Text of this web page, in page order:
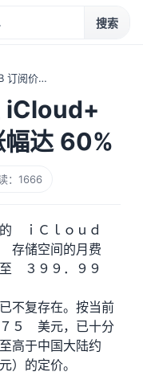
搜索
苹果上调土耳其区 iCloud+ 2TB 订阅价格，涨幅达 60%
iCloud+
达 60%
：1666
ｉＣｌｏｕｄ
存储空间的月费
３９９．９９
不复存在。按当前
５ 美元，已十分
高于中国大陆约
的定价。